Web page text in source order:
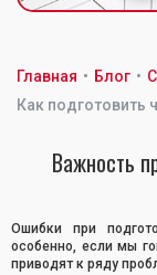
Главная • Блог •
Как подготовить
Важность
Ошибки при
особенно, если мы
приводят к ряду